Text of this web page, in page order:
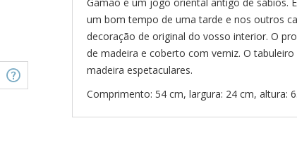
um bom tempo de uma tarde e nos outros
decoração de original do vosso interior. O
de madeira e coberto com verniz. O
madeira espetaculares.
Comprimento: 54 cm, largura: 24 cm, altura: